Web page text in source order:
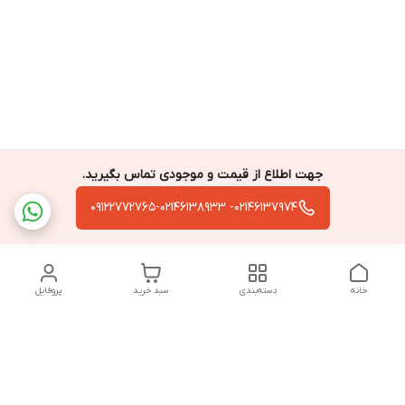
جهت اطلاع از قیمت و موجودی تماس بگیرید.
02146137974- 09122772765-02146138933
پروفایل سبد خرید دسته‌بندی خانه